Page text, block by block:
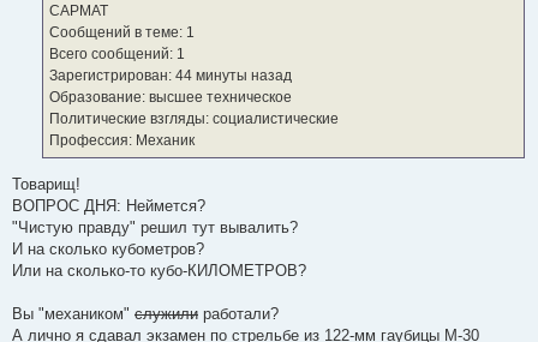
CAPMAT
Сообщений в теме: 1
Всего сообщений: 1
Зарегистрирован: 44 минуты назад
Образование: высшее техническое
Политические взгляды: социалистические
Профессия: Механик
Товарищ!
ВОПРОС ДНЯ: Неймется?
"Чистую правду" решил тут вывалить?
И на сколько кубометров?
Или на сколько-то кубо-КИЛОМЕТРОВ?
Вы "механиком" служили работали?
А лично я сдавал экзамен по стрельбе из 122-мм гаубицы М-30